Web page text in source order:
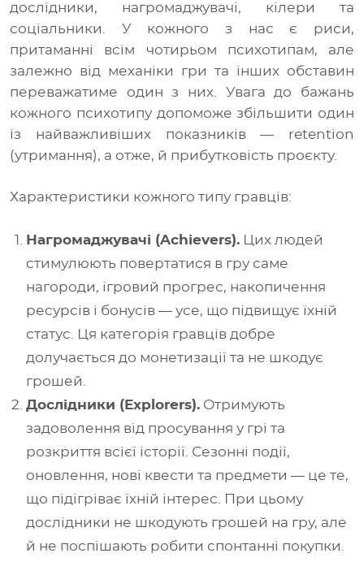
дослідники, нагромаджувачі, кілери та
соціальники. У кожного з нас є риси,
притаманні всім чотирьом психотипам, але
залежно від механіки гри та інших обставин
переважатиме один з них. Увага до бажань
кожного психотипу допоможе збільшити один
із найважливіших показників — retention
(утримання), а отже, й прибутковість проєкту.
Характеристики кожного типу гравців:
Нагромаджувачі (Achievers). Цих людей
стимулюють повертатися в гру саме
нагороди, ігровий прогрес, накопичення
ресурсів і бонусів — усе, що підвищує їхній
статус. Ця категорія гравців добре
долучається до монетизації та не шкодує
грошей.
Дослідники (Explorers). Отримують
задоволення від просування у грі та
розкриття всієї історії. Сезонні події,
оновлення, нові квести та предмети — це те,
що підігріває їхній інтерес. При цьому
дослідники не шкодують грошей на гру, але
й не поспішають робити спонтанні покупки.